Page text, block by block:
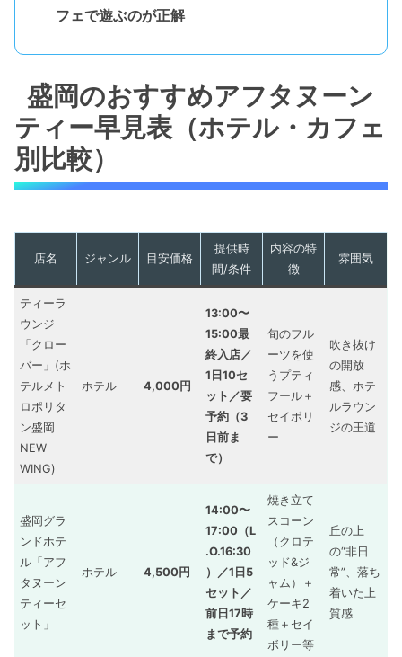
フェで遊ぶのが正解
盛岡のおすすめアフタヌーン
ティー早見表（ホテル・カフェ
別比較）
店名 ジャンル 目安価格
提供時
間/条件
内容の特
徴
雰囲気
ティーラ
ウンジ
「クロー
バー」(ホ
テルメト
ロポリタ
ン盛岡
NEW
WING)
ホテル 4,000円
13:00〜
15:00最
終入店／
1日10セ
ット／要
予約（3
日前ま
で）
旬のフル
ーツを使
うプティ
フール＋
セイボリ
ー
吹き抜け
の開放
感、ホテ
ルラウン
ジの王道
盛岡グラ
ンドホテ
ル「アフ
タヌーン
ティーセ
ット」
ホテル 4,500円
14:00〜
17:00（L
.O.16:30
）／1日5
セット／
前日17時
まで予約
焼き立て
スコーン
（クロテ
ッド&ジ
ャム）＋
ケーキ2
種＋セイ
ボリー等
丘の上
の“非日
常”、落ち
着いた上
質感